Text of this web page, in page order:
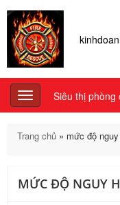
Toggle
navigation
Siêu thị phòng
Trang chủ » mức độ
MỨC ĐỘ NGUY